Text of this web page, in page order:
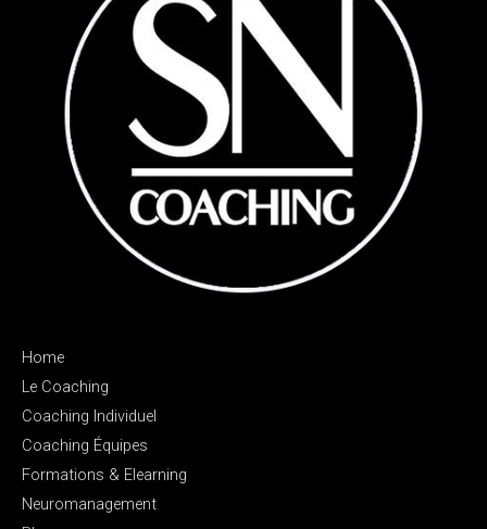
Home
Le Coaching
Coaching Individuel
Coaching Équipes
Formations & Elearning
Neuromanagement